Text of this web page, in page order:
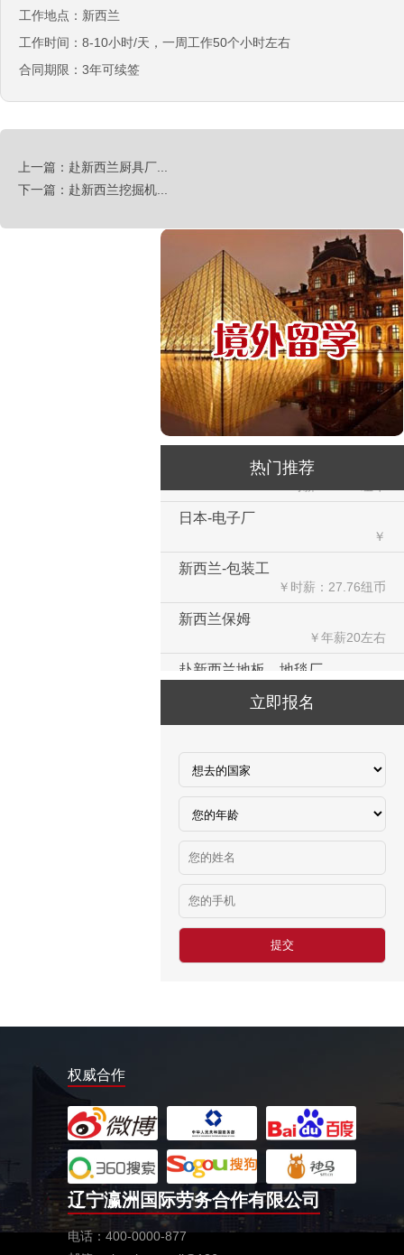
工作地点：新西兰
工作时间：8-10小时/天，一周工作50个小时左右
合同期限：3年可续签
上一篇：赴新西兰厨具厂...
下一篇：赴新西兰挖掘机...
热门推荐
俄罗斯-食堂厨师
新西兰-橱柜厂
￥25-27.76纽币/小时，2.6万RMB/月
新西兰-面点师
￥27-30纽币/小时
日本-金属分解
￥20万日元/月
日本-盒饭制做
￥25万日元/月收入
新西兰-花园管理
￥时薪：27.76纽币
日本-电子厂
新西兰-包装工
新西兰保姆
赴新西兰地板、地毯厂
￥时薪：27.76-28纽币
急赴新西兰石材加工、台面师傅
日本-印刷
￥时薪：986日元
汽车维修、保养类（留学签证）
工厂类（留学签证）
￥25000-30000/月人民币
餐饮类（留学签证）
种植类（留学签证）
￥6500-90000澳币/月
室内装修
￥40000-60000/月以上
爱尔兰剔骨工
￥22000欧元起/年
以色列建筑工
￥25万以上/年
立即报名
权威合作
辽宁瀛洲国际劳务合作有限公司
电话：400-0000-877